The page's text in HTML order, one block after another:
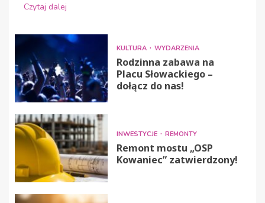
Czytaj dalej
KULTURA WYDARZENIA
Rodzinna zabawa na
Placu Słowackiego –
dołącz do nas!
INWESTYCJE REMONTY
Remont mostu „OSP
Kowaniec” zatwierdzony!